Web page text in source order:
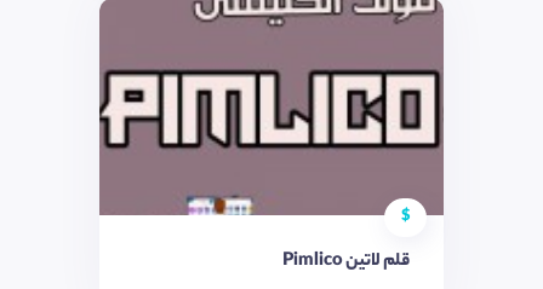
$
قلم لاتین Pimlico